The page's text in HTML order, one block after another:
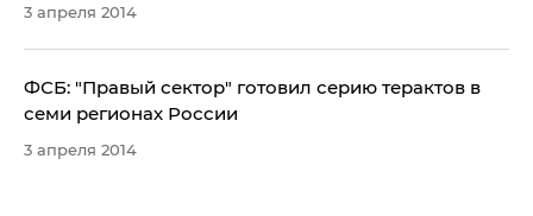
3 апреля 2014
ФСБ: "Правый сектор" готовил серию терактов в
семи регионах России
3 апреля 2014